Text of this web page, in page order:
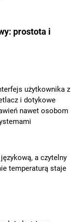
prostota i
użytkownika z
i dotykowe
nawet osobom
a czytelny
temperaturą staje